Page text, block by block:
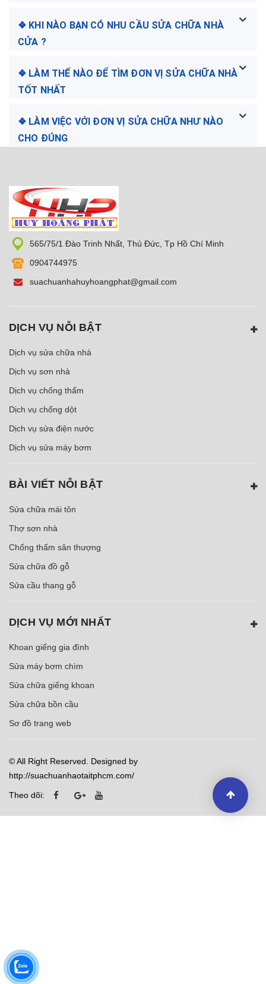
❖ KHI NÀO BẠN CÓ NHU CẦU SỬA CHỮA NHÀ
CỬA ?
❖ LÀM THẾ NÀO ĐỂ TÌM ĐƠN VỊ SỬA CHỮA NHÀ
TỐT NHẤT
❖ LÀM VIỆC VỚI ĐƠN VỊ SỬA CHỮA NHƯ NÀO
CHO ĐÚNG
565/75/1 Đào Trinh Nhất, Thủ Đức, Tp Hồ Chí Minh
0904744975
suachuanhahuyhoangphat@gmail.com
DỊCH VỤ NỖI BẬT
Dịch vụ sửa chữa nhà
Dịch vụ sơn nhà
Dịch vụ chống thấm
Dịch vụ chống dột
Dịch vụ sửa điện nước
Dịch vụ sửa máy bơm
BÀI VIẾT NỖI BẬT
Sửa chữa mái tôn
Thợ sơn nhà
Chống thấm sân thượng
Sửa chữa đồ gỗ
Sửa cầu thang gỗ
DỊCH VỤ MỚI NHẤT
Khoan giếng gia đình
Sửa máy bơm chìm
Sửa chữa giếng khoan
Sửa chữa bồn cầu
Sơ đồ trang web
© All Right Reserved. Designed by
http://suachuanhaotaitphcm.com/
Theo dõi: